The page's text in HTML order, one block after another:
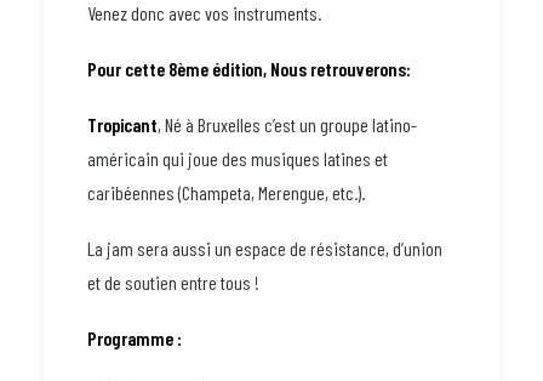
Venez donc avec vos instruments.
Pour cette 8ème édition, Nous retrouverons:
Tropicant, Né à Bruxelles c’est un groupe latino-
américain qui joue des musiques latines et
caribéennes (Champeta, Merengue, etc.).
La jam sera aussi un espace de résistance, d’union
et de soutien entre tous !
Programme :